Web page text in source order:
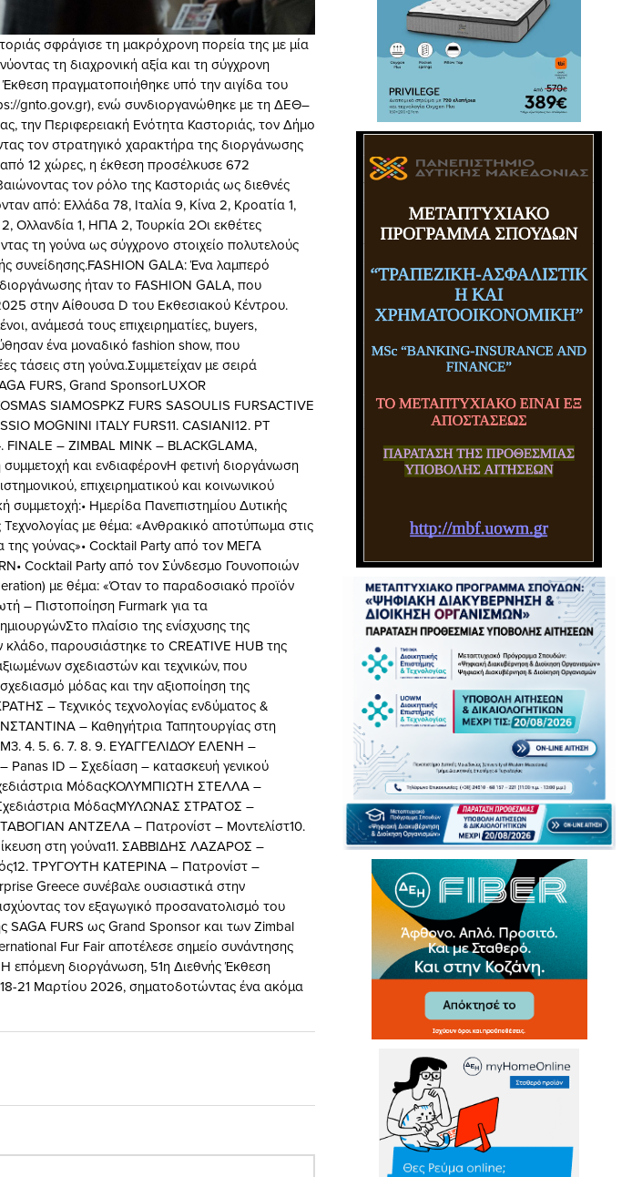
σφράγισε τη μακρόχρονη πορεία της με μία
τη διαχρονική αξία και τη σύγχρονη
Έκθεση πραγματοποιήθηκε υπό την αιγίδα του
gnto.gov.gr), ενώ συνδιοργανώθηκε με τη ΔΕΘ–
την Περιφερειακή Ενότητα Καστοριάς, τον Δήμο
τον στρατηγικό χαρακτήρα της διοργάνωσης
από 12 χώρες, η έκθεση προσέλκυσε 672
τον ρόλο της Καστοριάς ως διεθνές
από: Ελλάδα 78, Ιταλία 9, Κίνα 2, Κροατία 1,
Ολλανδία 1, ΗΠΑ 2, Τουρκία 2Οι εκθέτες
τη γούνα ως σύγχρονο στοιχείο πολυτελούς
συνείδησης.FASHION GALA: Ένα λαμπερό
ήταν το FASHION GALA, που
στην Αίθουσα D του Εκθεσιακού Κέντρου.
ανάμεσά τους επιχειρηματίες, buyers,
ένα μοναδικό fashion show, που
τάσεις στη γούνα.Συμμετείχαν με σειρά
FURS, Grand SponsorLUXOR
SIAMOSPKZ FURS SASOULIS FURSACTIVE
MOGNINI ITALY FURS11. CASIANI12. PT
FINALE – ZIMBAL MINK – BLACKGLAMA,
και ενδιαφέρονΗ φετινή διοργάνωση
επιχειρηματικού και κοινωνικού
Ημερίδα Πανεπιστημίου Δυτικής
με θέμα: «Ανθρακικό αποτύπωμα στις
της γούνας»• Cocktail Party από τον ΜΕΓΑ
Cocktail Party από τον Σύνδεσμο Γουνοποιών
με θέμα: «Όταν το παραδοσιακό προϊόν
– Πιστοποίηση Furmark για τα
πλαίσιο της ενίσχυσης της
κλάδο, παρουσιάστηκε το CREATIVE HUB της
σχεδιαστών και τεχνικών, που
μόδας και την αξιοποίηση της
– Τεχνικός τεχνολογίας ενδύματος &
– Καθηγήτρια Ταπητουργίας στη
4. 5. 6. 7. 8. 9. ΕΥΑΓΓΕΛΙΔΟΥ ΕΛΕΝΗ –
ID – Σχεδίαση – κατασκευή γενικού
ΜόδαςΚΟΛΥΜΠΙΩΤΗ ΣΤΕΛΛΑ –
ΜόδαςΜΥΛΩΝΑΣ ΣΤΡΑΤΟΣ –
ΑΝΤΖΕΛΑ – Πατρονίστ – Μοντελίστ10.
στη γούνα11. ΣΑΒΒΙΔΗΣ ΛΑΖΑΡΟΣ –
ΤΡΥΓΟΥΤΗ ΚΑΤΕΡΙΝΑ – Πατρονίστ –
Greece συνέβαλε ουσιαστικά στην
τον εξαγωγικό προσανατολισμό του
SAGA FURS ως Grand Sponsor και των Zimbal
Fur Fair αποτέλεσε σημείο συνάντησης
Η επόμενη διοργάνωση, 51η Διεθνής Έκθεση
21 Μαρτίου 2026, σηματοδοτώντας ένα ακόμα